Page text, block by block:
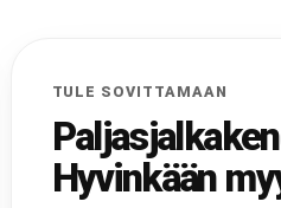
TULE SOVITTAMAAN
Hyvinkään